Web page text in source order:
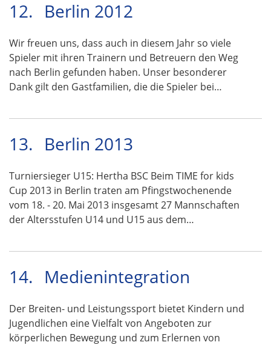
12. Berlin 2012
Wir freuen uns, dass auch in diesem Jahr so viele
Spieler mit ihren Trainern und Betreuern den Weg
nach Berlin gefunden haben. Unser besonderer
Dank gilt den Gastfamilien, die die Spieler bei…
13. Berlin 2013
Turniersieger U15: Hertha BSC Beim TIME for kids
Cup 2013 in Berlin traten am Pfingstwochenende
vom 18. - 20. Mai 2013 insgesamt 27 Mannschaften
der Altersstufen U14 und U15 aus dem…
14. Medienintegration
Der Breiten- und Leistungssport bietet Kindern und
Jugendlichen eine Vielfalt von Angeboten zur
körperlichen Bewegung und zum Erlernen von